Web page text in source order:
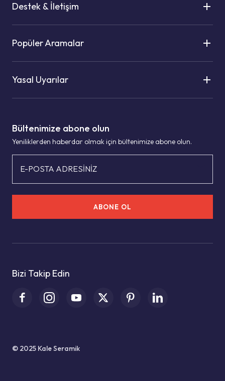
Bültenimize abone olun
Yeniliklerden haberdar olmak için bültenimize abone olun.
E-POSTA ADRESİNİZ
ABONE OL
Bizi Takip Edin
Destek & İletişim
Popüler Aramalar
Yasal Uyarılar
© 2025 Kale Seramik